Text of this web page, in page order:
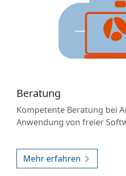
Beratung
Kompetente Beratung bei
Anwendung von freier
Mehr erfahren